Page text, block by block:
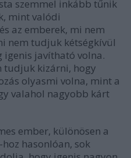
szemmel inkább tűnik
mint valódi
az emberek, mi nem
nem tudjuk kétségkívül
igenis javítható volna.
tudjuk kizárni, hogy
olyasmi volna, mint a
valahol nagyobb kárt
ember, különösen a
hasonlóan, sok